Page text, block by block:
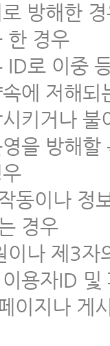
방해한
한 경우
ID로 이중
에 저해
키거나
을 방해
동이나 정
경우
이나 제3
용자ID
이지나 게